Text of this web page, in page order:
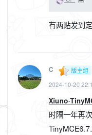
有两贴发到
C
版主组
2024-10-20
时隔一年再